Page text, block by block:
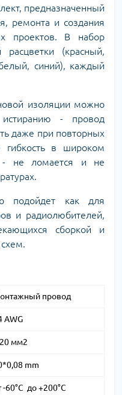
предназначенный
ремонта и создания
проектов. В набор
расцветки (красный,
синий), каждый
изоляции можно
истиранию - провод
даже при повторных
гибкость в широком
- не ломается и не
как для
и радиолюбителей,
сборкой и
провод
AWG
мм2
mm
-60°C до +200°C